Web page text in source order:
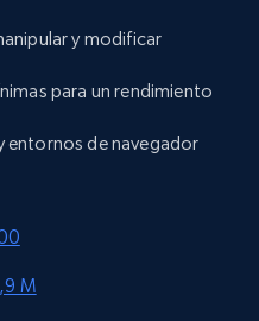
y modificar
para un rendimiento
entornos de navegador
M